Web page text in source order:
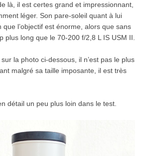
là, il est certes grand et impressionnant,
léger. Son pare-soleil quant à lui
l’objectif est énorme, alors que sans
plus long que le 70-200 f/2,8 L IS USM II.
la photo ci-dessous, il n’est pas le plus
malgré sa taille imposante, il est très
détail un peu plus loin dans le test.